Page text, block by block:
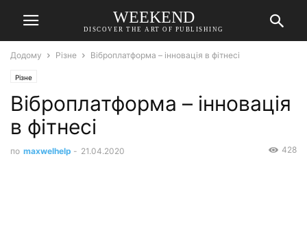
WEEKEND
DISCOVER THE ART OF PUBLISHING
Додому Різне Віброплатформа – інновація в фітнесі
Різне
Віброплатформа – інновація
в фітнесі
по maxwelhelp - 21.04.2020 428